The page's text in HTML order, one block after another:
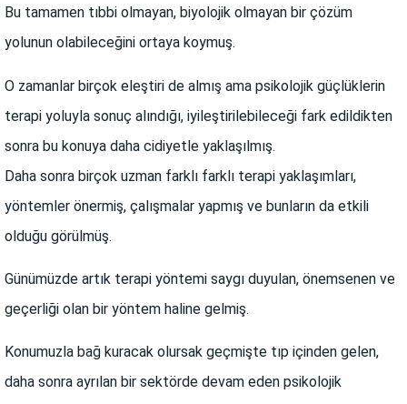
Bu tamamen tıbbi olmayan, biyolojik olmayan bir çözüm
yolunun olabileceğini ortaya koymuş.
O zamanlar birçok eleştiri de almış ama psikolojik güçlüklerin
terapi yoluyla sonuç alındığı, iyileştirilebileceği fark edildikten
sonra bu konuya daha cidiyetle yaklaşılmış.
Daha sonra birçok uzman farklı farklı terapi yaklaşımları,
yöntemler önermiş, çalışmalar yapmış ve bunların da etkili
olduğu görülmüş.
Günümüzde artık terapi yöntemi saygı duyulan, önemsenen ve
geçerliği olan bir yöntem haline gelmiş.
Konumuzla bağ kuracak olursak geçmişte tıp içinden gelen,
daha sonra ayrılan bir sektörde devam eden psikolojik